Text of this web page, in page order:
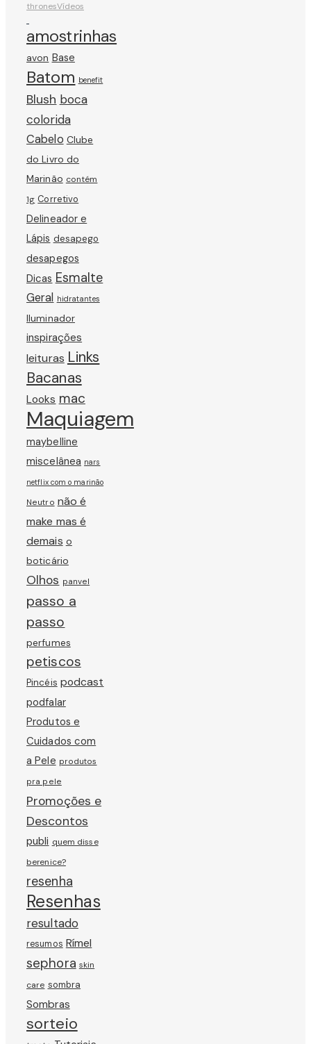
thronesVídeos
amostrinhas
avon Base
Batom benefit
Blush boca
colorida
Cabelo Clube
do Livro do
Marinão contém
1g Corretivo
Delineador e
Lápis desapego
desapegos
Dicas Esmalte
Geral hidratantes
Iluminador
inspirações
leituras Links
Bacanas
Looks mac
Maquiagem
maybelline
miscelânea nars
netflix com o marinão
Neutro não é
make mas é
demais o
boticário
Olhos panvel
passo a
passo
perfumes
petiscos
Pincéis podcast
podfalar
Produtos e
Cuidados com
a Pele produtos
pra pele
Promoções e
Descontos
publi quem disse
berenice?
resenha
Resenhas
resultado
resumos Rímel
sephora skin
care sombra
Sombras
sorteio